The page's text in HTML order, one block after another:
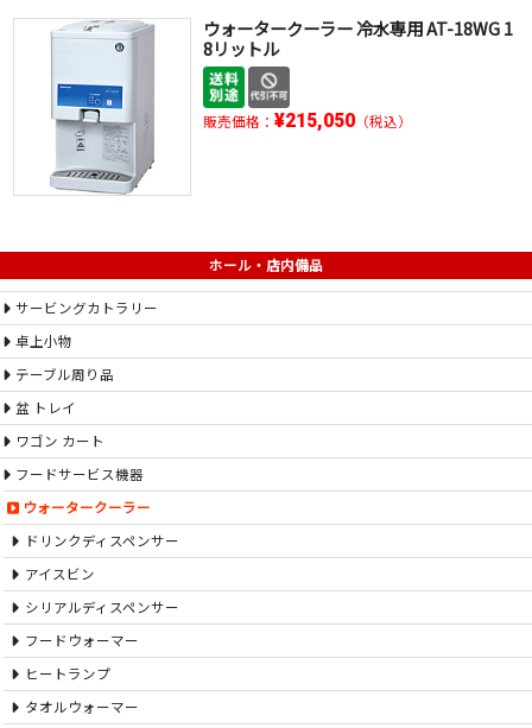
ウォータークーラー 冷水専用 AT-18WG 1
8リットル
販売価格： ¥215,050（税込）
ホール・店内備品
サービングカトラリー
卓上小物
テーブル周り品
盆 トレイ
ワゴン カート
フードサービス機器
ウォータークーラー
ドリンクディスペンサー
アイスビン
シリアルディスペンサー
フードウォーマー
ヒートランプ
タオルウォーマー